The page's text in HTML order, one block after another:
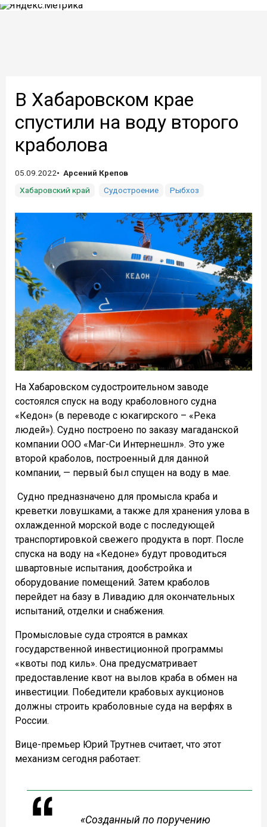
В Хабаровском крае
спустили на воду второго
краболова
05.09.2022
Арсений Крепов
Хабаровский край
Судостроение Рыбхоз
На Хабаровском судостроительном заводе
состоялся спуск на воду краболовного судна
«Кедон» (в переводе с юкагирского – «Река
людей»). Судно построено по заказу магаданской
компании ООО «Маг-Си Интернешнл». Это уже
второй краболов, построенный для данной
компании, — первый был спущен на воду в мае.
Судно предназначено для промысла краба и
креветки ловушками, а также для хранения улова в
охлажденной морской воде с последующей
транспортировкой свежего продукта в порт. После
спуска на воду на «Кедоне» будут проводиться
швартовные испытания, дообстройка и
оборудование помещений. Затем краболов
перейдет на базу в Ливадию для окончательных
испытаний, отделки и снабжения.
Промысловые суда строятся в рамках
государственной инвестиционной программы
«квоты под киль». Она предусматривает
предоставление квот на вылов краба в обмен на
инвестиции. Победители крабовых аукционов
должны строить краболовные суда на верфях в
России.
Вице-премьер Юрий Трутнев считает, что этот
механизм сегодня работает:
«Созданный по поручению